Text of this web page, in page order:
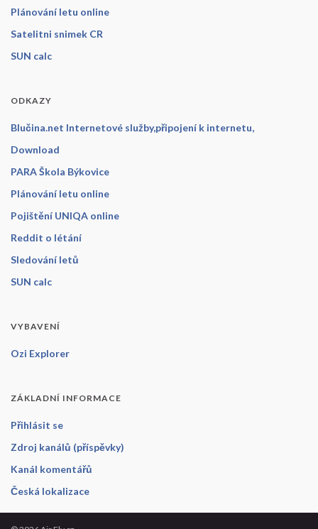
Plánování letu online
Satelitni snimek CR
SUN calc
ODKAZY
Blučina.net Internetové služby,připojení k internetu,
Download
PARA Škola Býkovice
Plánování letu online
Pojištění UNIQA online
Reddit o létání
Sledování letů
SUN calc
VYBAVENÍ
Ozi Explorer
ZÁKLADNÍ INFORMACE
Přihlásit se
Zdroj kanálů (příspěvky)
Kanál komentářů
Česká lokalizace